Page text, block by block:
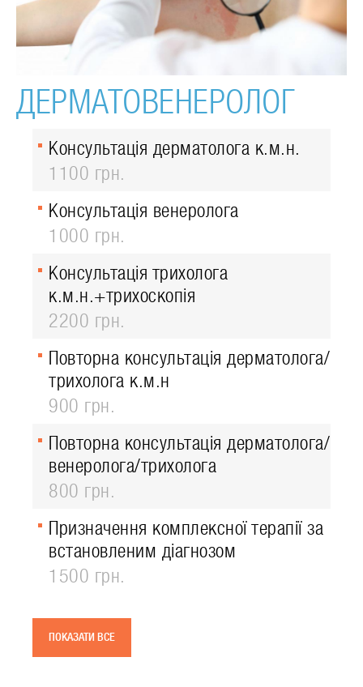
ДЕРМАТОВЕНЕРОЛОГ
Консультація дерматолога к.м.н.
1100 грн.
Консультація венеролога
1000 грн.
Консультація трихолога
к.м.н.+трихоскопія
2200 грн.
Повторна консультація дерматолога/
трихолога к.м.н
900 грн.
Повторна консультація дерматолога/
венеролога/трихолога
800 грн.
Призначення комплексної терапії за
встановленим діагнозом
1500 грн.
ПОКАЗАТИ ВСЕ